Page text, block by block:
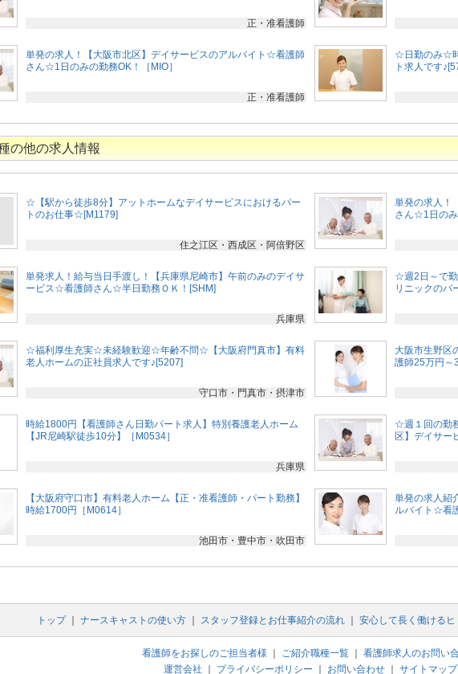
正・准看護師
単発の求人！【大阪市北区】デイサービスのアルバイト☆看護師
さん☆1日のみの勤務OK！［MIO］
正・准看護師
☆日勤のみ☆
ト求人です
の他の求人情報
☆【駅から徒歩8分】アットホームなデイサービスにおけるパー
トのお仕事☆[M1179]
住之江区・西成区・阿倍野区
単発の求人！
さん☆1日のみ
単発求人！給与当日手渡し！【兵庫県尼崎市】午前のみのデイサ
ービス☆看護師さん☆半日勤務ＯＫ！[SHM]
兵庫県
☆週2日～で
リニックのパ
☆福利厚生充実☆未経験歓迎☆年齢不問☆【大阪府門真市】有料
老人ホームの正社員求人です♪[5207]
守口市・門真市・摂津市
大阪市生野区
護師25万円～
時給1800円【看護師さん日勤パート求人】特別養護老人ホーム
【JR尼崎駅徒歩10分】［M0534］
兵庫県
☆週１回の勤
区】デイサー
【大阪府守口市】有料老人ホーム【正・准看護師・パート勤務】
時給1700円［M0614］
池田市・豊中市・吹田市
単発の求人紹
ルバイト☆看
トップ｜ ナースキャストの使い方｜ スタッフ登録とお仕事紹介の流れ｜ 安心して長く働けるヒ
看護師をお探しのご担当者様 ｜ ご紹介職種一覧 ｜ 看護師求人のお問い
運営会社 ｜ プライバシーポリシー ｜ お問い合わせ ｜ サイトマップ